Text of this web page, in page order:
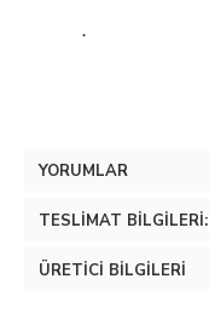
.
YORUMLAR
TESLIMAT BILGILERI:
ÜRETICI BILGILERI